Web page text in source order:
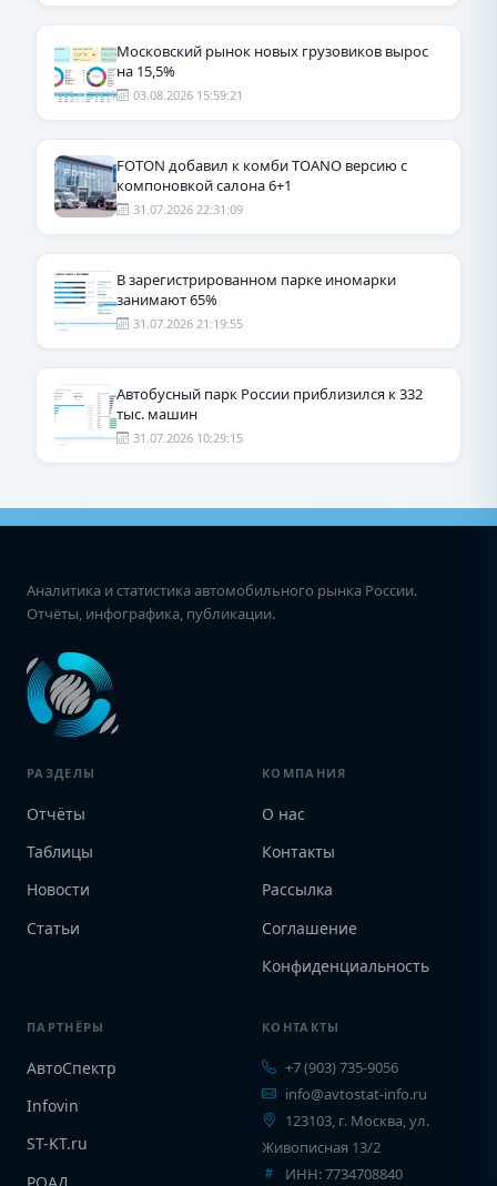
Московский рынок новых грузовиков вырос
на 15,5%
03.08.2026 15:59:21
FOTON добавил к комби TOANO версию с
компоновкой салона 6+1
31.07.2026 22:31:09
В зарегистрированном парке иномарки
занимают 65%
31.07.2026 21:19:55
Автобусный парк России приблизился к 332
тыс. машин
31.07.2026 10:29:15
Аналитика и статистика автомобильного рынка России.
Отчёты, инфографика, публикации.
РАЗДЕЛЫ
Отчёты
Таблицы
Новости
Статьи
КОМПАНИЯ
О нас
Контакты
Рассылка
Соглашение
Конфиденциальность
ПАРТНЁРЫ
АвтоСпектр
Infovin
ST-KT.ru
КОНТАКТЫ
+7 (903) 735-9056
info@avtostat-info.ru
123103, г. Москва, ул.
Живописная 13/2
ИНН: 7734708840